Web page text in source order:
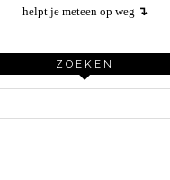
helpt je meteen op weg ↴
ZOEKEN